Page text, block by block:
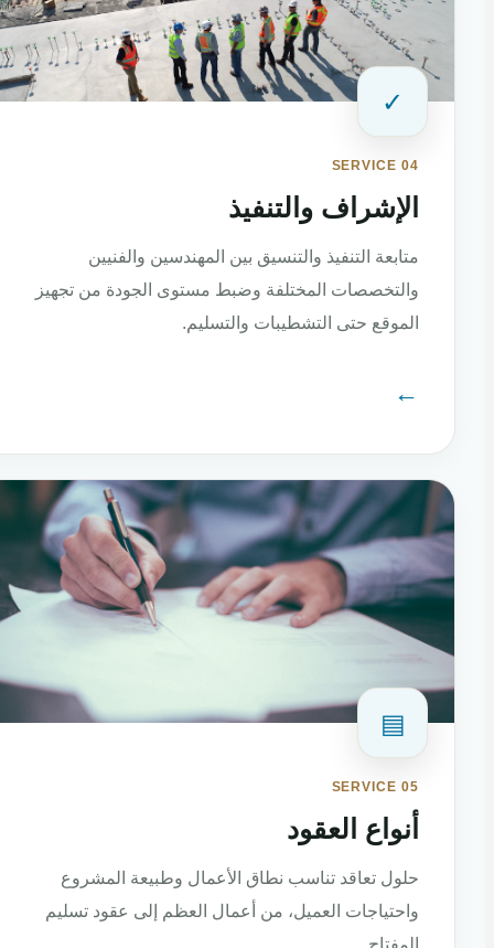
✓
SERVICE 04
الإشراف والتنفيذ
متابعة التنفيذ والتنسيق بين المهندسين والفنيين
والتخصصات المختلفة وضبط مستوى الجودة من تجهيز
الموقع حتى التشطيبات والتسليم.
▤
SERVICE 05
أنواع العقود
حلول تعاقد تناسب نطاق الأعمال وطبيعة المشروع
واحتياجات العميل، من أعمال العظم إلى عقود تسليم